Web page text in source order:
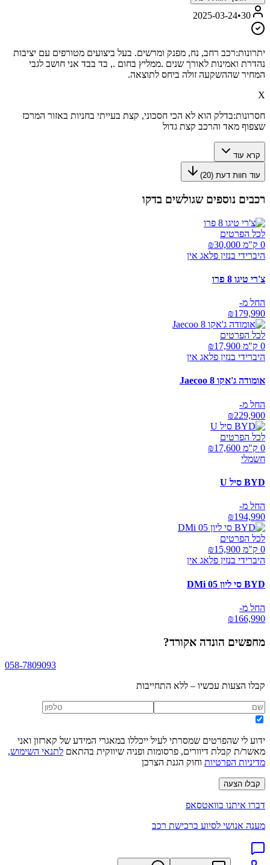
30
•
2025-03-24
יתרונות:רכב רחב, נח, מפנק ומרשים. בעל ביצועים מטורפים עם יציבות
נהדרת ואמינות לאורך שנים .ממליץ בחום ., בד בבד אני חושב לגבי
המחיר שההשקעה זולה ביחס לתוצאה.
X
חסרונות:בדלק הוא לא הכי חסכוני, קצת בעייתי בחניות באזור המרכז
שצפוף מאד והרכב קצת גדול
קרא עוד
עוד חוות דעת (20
)
רכבים נוספים שגולשים בדקו
לכל הפרטים
0 ק"מ ₪
30,000
היברידי בנזין פלאג אין
צ'רי טיגו 8 פרו
החל מ-
₪179,990
לכל הפרטים
0 ק"מ ₪
17,900
היברידי בנזין פלאג אין
אומודה ג'אקו Jaecoo 8
החל מ-
₪229,900
לכל הפרטים
0 ק"מ ₪
17,600
חשמלי
BYD סיל U
החל מ-
₪194,990
לכל הפרטים
0 ק"מ ₪
15,900
היברידי בנזין פלאג אין
BYD סי ליון 05 DMi
החל מ-
₪166,990
מחפשים הונדה אקורד?
058-7809093
קבלו הצעות עכשיו – ללא התחייבות
ידוע לי שהפרטים שמסרתי לעיל ייכללו במאגרי המידע של קארזון ואני
מאשר/ת קבלת דיוורים, פרסומות ופניה שיווקית בהתאם לתנאי השימוש,
מדיניות הפרטיות וחוק הגנת הצרכן
קבלו הצעה
דברו איתנו בוואטסאפ
מענה אנושי לסיוע ברכישת רכב